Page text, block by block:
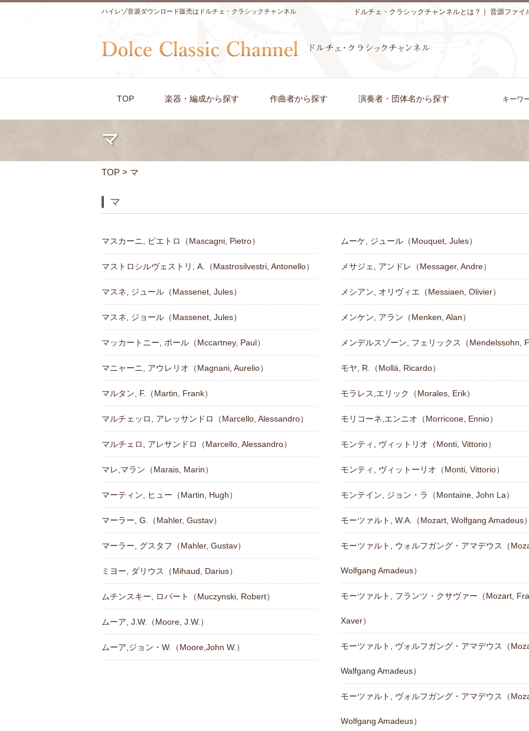
ハイレゾ音源ダウンロード販売はドルチェ・クラシックチャンネル 音源ファイ
ドルチェ・クラシックチャンネルとは？
TOP 楽器・編成から探す 作曲者から探す 演奏者・団体名から探す キーワ
マ
TOP > マ
マ
マスカーニ, ピエトロ（Mascagni, Pietro）
マストロシルヴェストリ, A.（Mastrosilvestri, Antonello）
マスネ, ジュール（Massenet, Jules）
マスネ, ジョール（Massenet, Jules）
マッカートニー, ポール（Mccartney, Paul）
マニャーニ, アウレリオ（Magnani, Aurelio）
マルタン, F.（Martin, Frank）
マルチェッロ, アレッサンドロ（Marcello, Alessandro）
マルチェロ, アレサンドロ（Marcello, Alessandro）
マレ,マラン（Marais, Marin）
マーティン, ヒュー（Martin, Hugh）
マーラー, G.（Mahler, Gustav）
マーラー, グスタフ（Mahler, Gustav）
ミヨー, ダリウス（Mihaud, Darius）
ムチンスキー, ロバート（Muczynski, Robert）
ムーア, J.W.（Moore, J.W.）
ムーア,ジョン・W.（Moore,John W.）
ムーケ, ジュール（Mouquet, Jules）
メサジェ, アンドレ（Messager, Andre）
メシアン, オリヴィエ（Messiaen, Olivier）
メンケン, アラン（Menken, Alan）
メンデルスゾーン, フェリックス（Mendelssohn,
モヤ, R.（Mollá, Ricardo）
モラレス,エリック（Morales, Erik）
モリコーネ,エンニオ（Morricone, Ennio）
モンティ, ヴィットリオ（Monti, Vittorio）
モンティ, ヴィットーリオ（Monti, Vittorio）
モンテイン, ジョン・ラ（Montaine, John La）
モーツァルト, W.A.（Mozart, Wolfgang Amadeus）
モーツァルト, ウォルフガング・アマデウス（
Wolfgang Amadeus）
モーツァルト, フランツ・クサヴァー（Mozart,
Xaver）
モーツァルト, ヴォルフガング・アマデウス（
Walfgang Amadeus）
モーツァルト, ヴォルフガング・アマデウス（
Wolfgang Amadeus）